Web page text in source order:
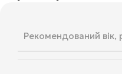
Рекомендований вік,